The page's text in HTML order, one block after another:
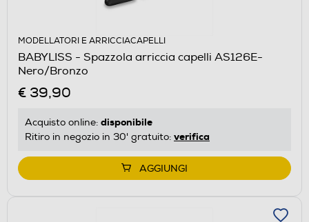
MODELLATORI E ARRICCIACAPELLI
BABYLISS - Spazzola arriccia capelli AS126E-
Nero/Bronzo
€ 39,90
Acquisto online: disponibile
Ritiro in negozio in 30' gratuito: verifica
AGGIUNGI